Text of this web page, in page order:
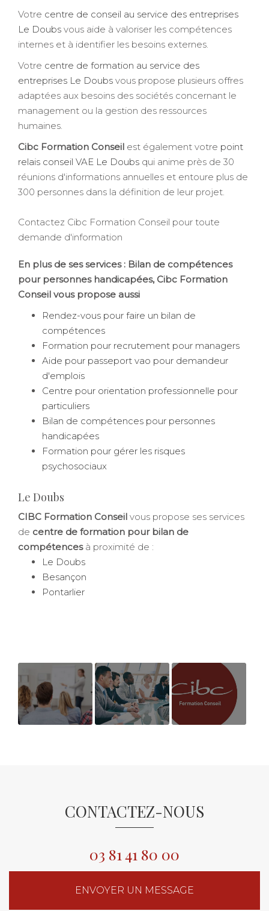
Votre centre de conseil au service des entreprises
Le Doubs vous aide à valoriser les compétences
internes et à identifier les besoins externes.
Votre centre de formation au service des
entreprises Le Doubs vous propose plusieurs offres
adaptées aux besoins des sociétés concernant le
management ou la gestion des ressources
humaines.
Cibc Formation Conseil est également votre point
relais conseil VAE Le Doubs qui anime près de 30
réunions d'informations annuelles et entoure plus de
300 personnes dans la définition de leur projet.
Contactez Cibc Formation Conseil pour toute
demande d'information
En plus de ses services : Bilan de compétences
pour personnes handicapées, Cibc Formation
Conseil vous propose aussi
Rendez-vous pour faire un bilan de
compétences
Formation pour recrutement pour managers
Aide pour passeport vao pour demandeur
d'emplois
Centre pour orientation professionnelle pour
particuliers
Bilan de compétences pour personnes
handicapées
Formation pour gérer les risques
psychosociaux
Le Doubs
CIBC Formation Conseil vous propose ses services
de centre de formation pour bilan de
compétencesà proximité de :
Le Doubs
Besançon
Pontarlier
CONTACTEZ-NOUS
03 81 41 80 00
ENVOYER UN MESSAGE